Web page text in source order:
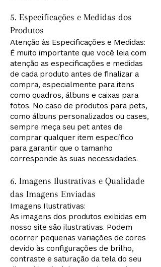
5. Especificações e Medidas dos
Produtos
Atenção às Especificações e Medidas:
É muito importante que você leia com
atenção as especificações e medidas
de cada produto antes de finalizar a
compra, especialmente para itens
como quadros, álbuns e caixas para
fotos. No caso de produtos para pets,
como álbuns personalizados ou cases,
sempre meça seu pet antes de
comprar qualquer item específico
para garantir que o tamanho
corresponde às suas necessidades.
6. Imagens Ilustrativas e Qualidade
das Imagens Enviadas
Imagens Ilustrativas:
As imagens dos produtos exibidas em
nosso site são ilustrativas. Podem
ocorrer pequenas variações de cores
devido às configurações de brilho,
contraste e saturação da tela do seu